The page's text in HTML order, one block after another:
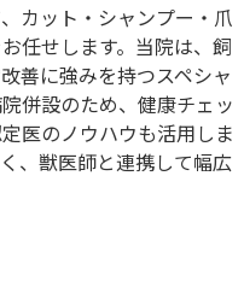
カット・シャンプー・爪
任せします。当院は、飼
善に強みを持つスペシャ
併設のため、健康チェッ
医のノウハウも活用しま
、獣医師と連携して幅広